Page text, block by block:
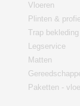
Vloeren
Plinten &
Trap bekleding
Legservice
Matten
Paketten -